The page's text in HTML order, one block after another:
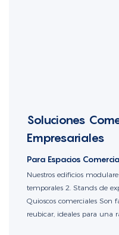
Soluciones
Empresariales
Para Espacios
Nuestros edificios
temporales 2. Stands de
Quioscos comerciales Son
reubicar, ideales para una